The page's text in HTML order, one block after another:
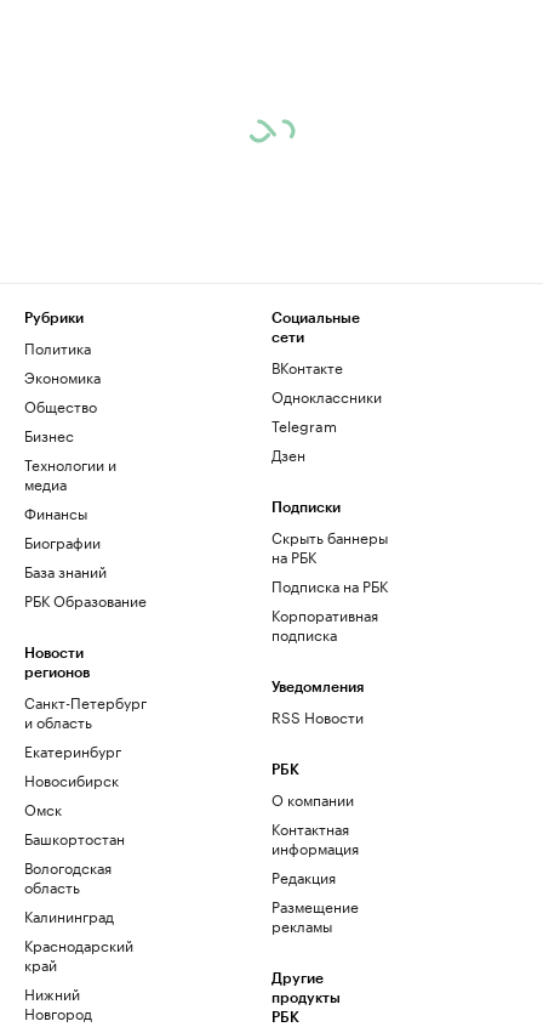
Рубрики
Политика
Экономика
Общество
Бизнес
Технологии и
медиа
Финансы
Биографии
База знаний
РБК Образование
Новости
регионов
Санкт-Петербург
и область
Екатеринбург
Новосибирск
Омск
Башкортостан
Вологодская
область
Калининград
Краснодарский
край
Нижний
Новгород
Социальные
сети
ВКонтакте
Одноклассники
Telegram
Дзен
Подписки
Скрыть баннеры
на РБК
Подписка на РБК
Корпоративная
подписка
Уведомления
RSS Новости
РБК
О компании
Контактная
информация
Редакция
Размещение
рекламы
Другие
продукты
РБК